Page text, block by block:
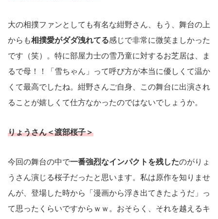
大の相撲ファンとしても有名な紺野さん、もう、舞台の上
からも相撲愛がダダ洩れてる感じで非常に微笑ましかった
です（笑）。特に部屋力士の雪乃童に対するお芝居は、ま
るで母！！「雪ちゃん」って呼び方が本当に優しくて温か
くて最高でしたね。紺野さんご自身、この舞台に出演され
ることが嬉しくて仕方なかったのではないでしょうか。
りょうさん＜渡部桜子＞
今回の舞台の中で一番強烈なインパクトを残したのがりょ
うさん演じる桜子だったと思います。私は原作を知りませ
んが、登場した時から「漫画から浮き出てきたようだ」っ
て思ったくらいですからｗｗ。おそらく、それを越えるキ